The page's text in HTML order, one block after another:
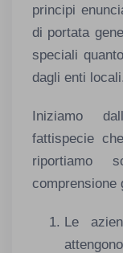
principi
di portata
speciali
dagli enti locali.
Iniziamo
fattispecie
riportiamo
comprensione
Le